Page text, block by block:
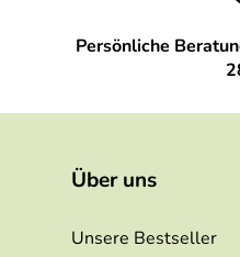
Persönliche
Über uns
Unsere Bestseller